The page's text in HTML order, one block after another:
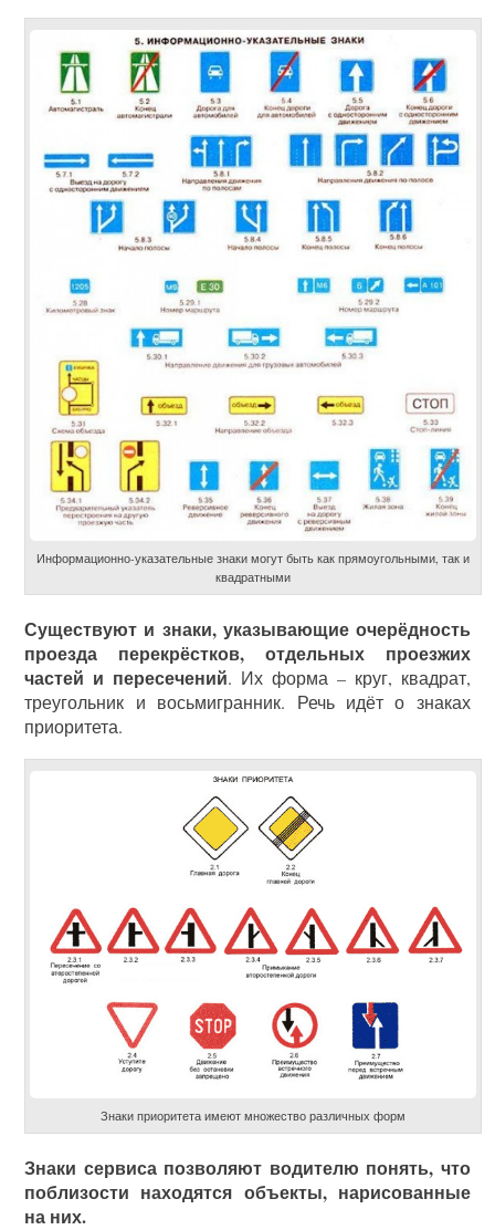
Информационно-указательные знаки могут быть как прямоугольными, так и
квадратными
Существуют и знаки, указывающие очерёдность
проезда перекрёстков, отдельных проезжих
частей и пересечений. Их форма – круг, квадрат,
треугольник и восьмигранник. Речь идёт о знаках
приоритета.
Знаки приоритета имеют множество различных форм
Знаки сервиса позволяют водителю понять, что
поблизости находятся объекты, нарисованные
на них.